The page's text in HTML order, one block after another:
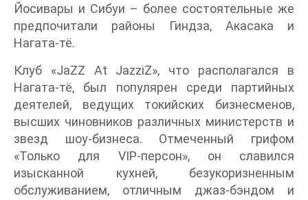
Йосивары и Сибуи – более состоятельные же
предпочитали районы Гиндза, Акасака и
Нагата-тё.
Клуб «JaZZ At JazziZ», что располагался в
Нагата-тё, был популярен среди партийных
деятелей, ведущих токийских бизнесменов,
высших чиновников различных министерств и
звезд шоу-бизнеса. Отмеченный грифом
«Только для VIP-персон», он славился
изысканной кухней, безукоризненным
обслуживанием, отличным джаз-бэндом и